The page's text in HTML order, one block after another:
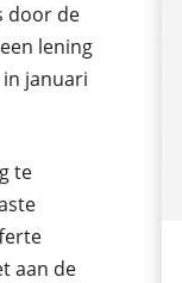
door de
lening
in januari
te
aan de